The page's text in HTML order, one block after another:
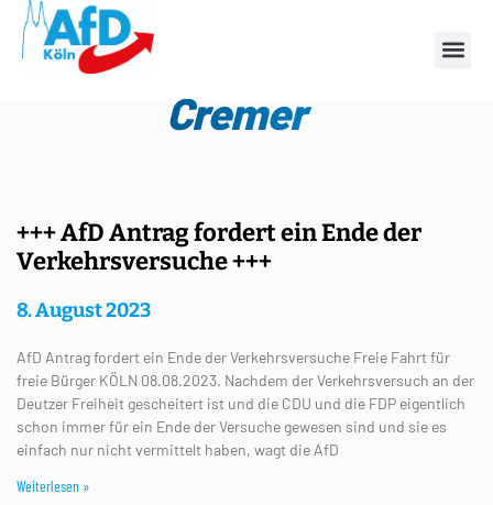
Schlagwort: Christer
Cremer
+++ AfD Antrag fordert ein Ende der
Verkehrsversuche +++
8. August 2023
AfD Antrag fordert ein Ende der Verkehrsversuche Freie Fahrt für
freie Bürger KÖLN 08.08.2023. Nachdem der Verkehrsversuch an der
Deutzer Freiheit gescheitert ist und die CDU und die FDP eigentlich
schon immer für ein Ende der Versuche gewesen sind und sie es
einfach nur nicht vermittelt haben, wagt die AfD
Weiterlesen »